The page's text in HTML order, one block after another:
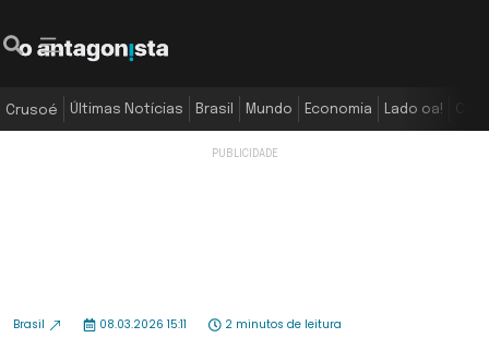
Crusoé Últimas Notícias Brasil Mundo Economia Lado oa!
Brasil 08.03.2026 15:11 2 minutos de leitura